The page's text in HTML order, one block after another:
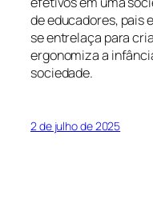
de educadores, pais
se entrelaça para
ergonomiza a
sociedade.
2 de julho de 2025